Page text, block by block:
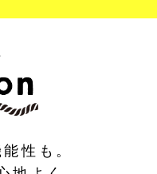
性も。